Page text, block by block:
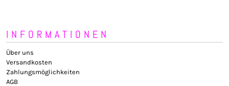
INFORMATIONEN
Über uns
Versandkosten
Zahlungsmöglichkeiten
AGB